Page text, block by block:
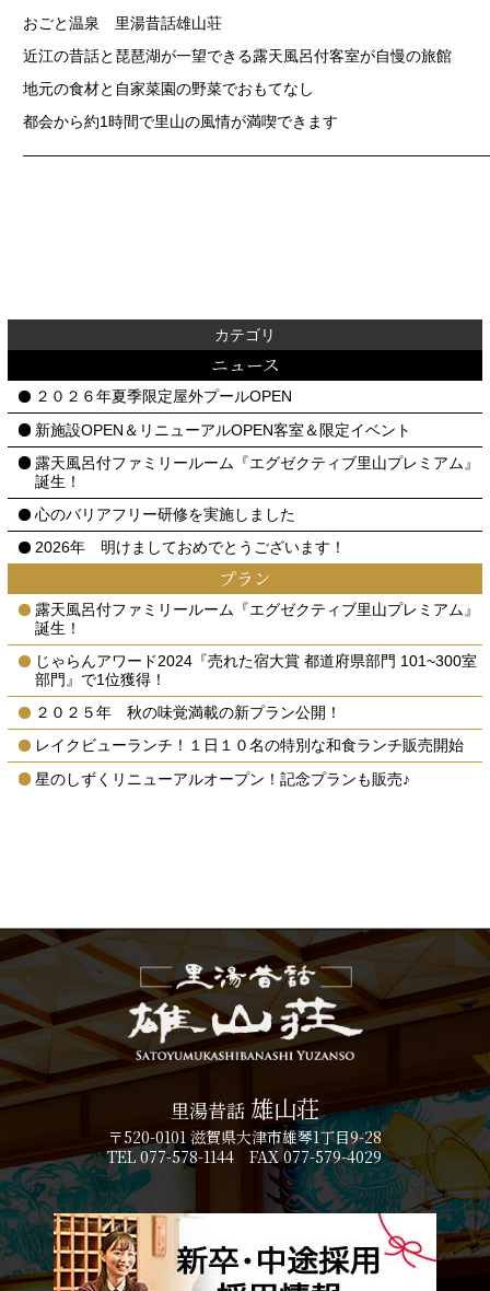
カテゴリ
ニュース
２０２６年夏季限定屋外プールOPEN
新施設OPEN＆リニューアルOPEN客室＆限定イベント
露天風呂付ファミリールーム『エグゼクティブ里山プレミアム』
誕生！
心のバリアフリー研修を実施しました
2026年 明けましておめでとうございます！
プラン
露天風呂付ファミリールーム『エグゼクティブ里山プレミアム』
誕生！
じゃらんアワード2024『売れた宿大賞 都道府県部門 101~300室
部門』で1位獲得！
２０２５年 秋の味覚満載の新プラン公開！
レイクビューランチ！１日１０名の特別な和食ランチ販売開始
星のしずくリニューアルオープン！記念プランも販売♪
おごと温泉 里湯昔話雄山荘
近江の昔話と琵琶湖が一望できる露天風呂付客室が自慢の旅館
地元の食材と自家菜園の野菜でおもてなし
都会から約1時間で里山の風情が満喫できます
里湯昔話雄山荘
〒520-0101 滋賀県大津市雄琴1丁目9-28
TEL 077-578-1144 FAX 077-579-4029